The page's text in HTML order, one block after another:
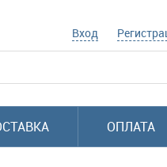
Вход
ОПЛАТА